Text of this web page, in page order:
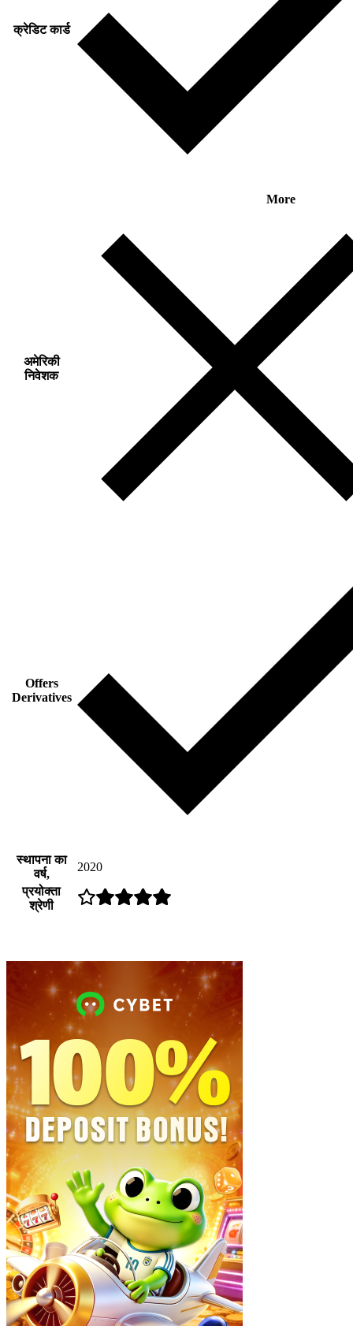
क्रेडिट कार्ड
More
अमेरिकी
निवेशक
Offers
Derivatives
स्थापना का
वर्ष,
2020
प्रयोक्ता
श्रेणी